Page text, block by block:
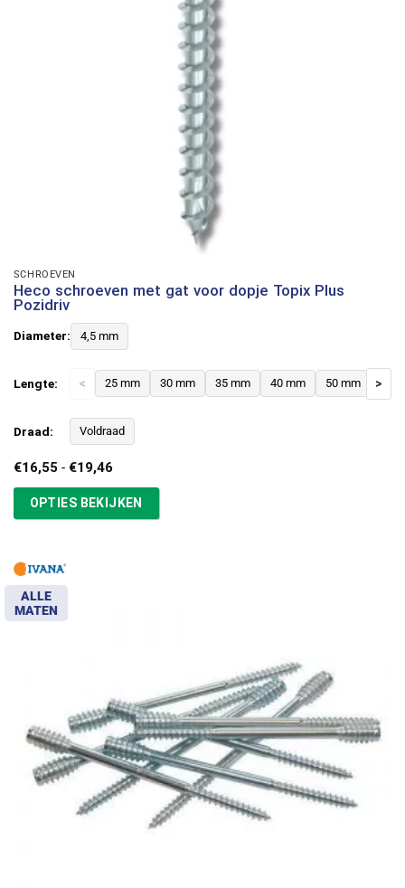
SCHROEVEN
Heco schroeven met gat voor dopje Topix Plus
Pozidriv
Diameter: 4,5 mm
Lengte: < 25 mm 30 mm 35 mm 40 mm 50 mm >
Draad: Voldraad
€16,55 - €19,46Prijsklasse:
tot
€19,46
OPTIES BEKIJKEN
ALLE
MATEN